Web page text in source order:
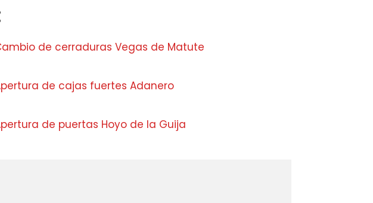
de cerraduras Vegas de Matute
de cajas fuertes Adanero
de puertas Hoyo de la Guija